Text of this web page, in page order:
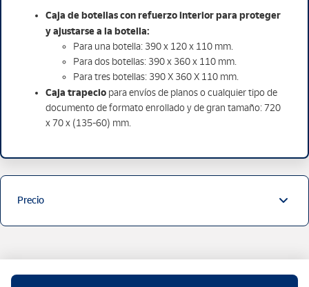
Caja de botellas con refuerzo interior para proteger
y ajustarse a la botella:
Para una botella: 390 x 120 x 110 mm.
Para dos botellas: 390 x 360 x 110 mm.
Para tres botellas: 390 X 360 X 110 mm.
Caja trapeciopara envíos de planos o cualquier tipo de
documento de formato enrollado y de gran tamaño: 720
x 70 x (135-60) mm.
Precio